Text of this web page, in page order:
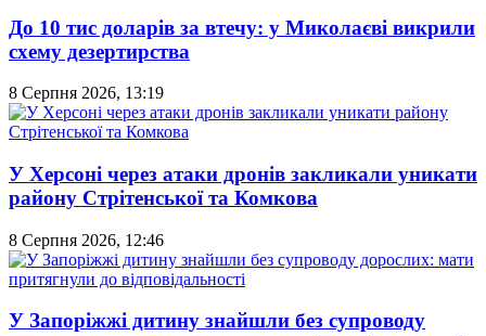
До 10 тис доларів за втечу: у Миколаєві викрили
схему дезертирства
8 Серпня 2026, 13:19
У Херсоні через атаки дронів закликали уникати
району Стрітенської та Комкова
8 Серпня 2026, 12:46
У Запоріжжі дитину знайшли без супроводу